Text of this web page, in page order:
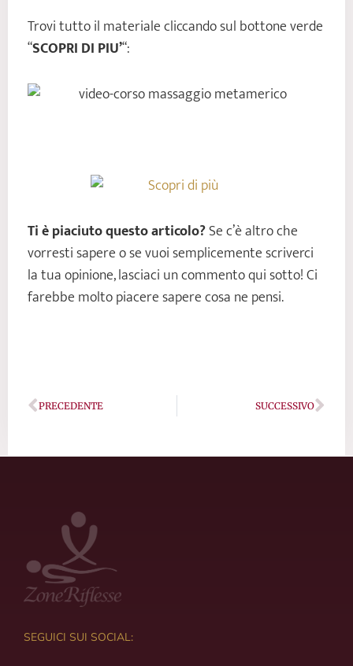
Trovi tutto il materiale cliccando sul bottone verde
“SCOPRI DI PIU’“:
Ti è piaciuto questo articolo?Se c’è altro che
vorresti sapere o se vuoi semplicemente scriverci
la tua opinione, lasciaci un commento qui sotto! Ci
farebbe molto piacere sapere cosa ne pensi.
PRECEDENTE SUCCESSIVO
SEGUICI SUI SOCIAL: